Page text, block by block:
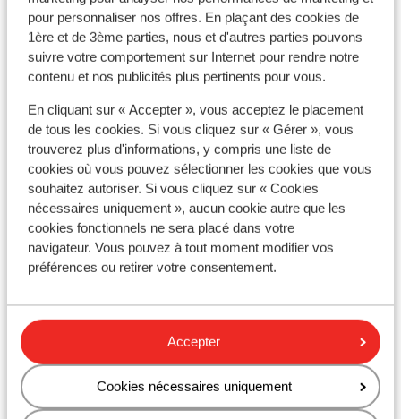
pour personnaliser nos offres. En plaçant des cookies de
1ère et de 3ème parties, nous et d'autres parties pouvons
suivre votre comportement sur Internet pour rendre notre
contenu et nos publicités plus pertinents pour vous.
En cliquant sur « Accepter », vous acceptez le placement
de tous les cookies. Si vous cliquez sur « Gérer », vous
trouverez plus d'informations, y compris une liste de
cookies où vous pouvez sélectionner les cookies que vous
souhaitez autoriser. Si vous cliquez sur « Cookies
nécessaires uniquement », aucun cookie autre que les
cookies fonctionnels ne sera placé dans votre
navigateur. Vous pouvez à tout moment modifier vos
préférences ou retirer votre consentement.
Accepter
Cookies nécessaires uniquement
Forfait, cours et matériel de ski
Forfait remontées mécaniques
Cours de ski
Matériel de ski
Autres hébergements - Les Menuires
Chalet la Grange de Marcelline - Prix exclusif
Chalet de Zalie- Prix Exclusif